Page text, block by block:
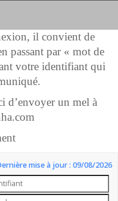
il convient de
passant par « mot de
votre identifiant qui
d’envoyer un mel à
mise à jour : 09/08/2026